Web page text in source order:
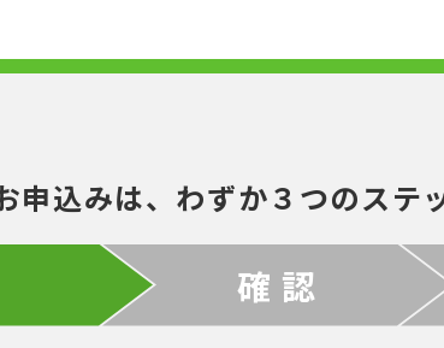
申込みは、わずか３つのステ
確 認